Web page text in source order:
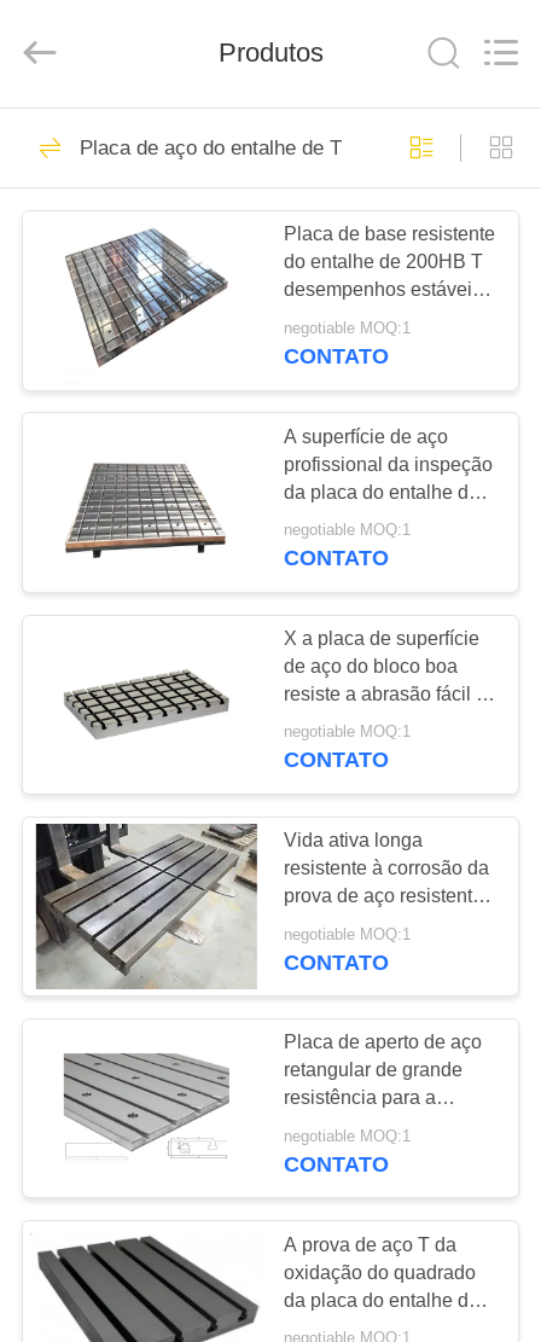
CASA
PRODUTOS
SOBRE
EXCURSÃO
FÁBRICA
CONTROLE
DA
QUALIDADE
CONTACTE-
NOTÍCIA
PEÇA
UMAS
CITAÇÕES
MAPA
SITE
PRIVACY
POLICY
Trading
Rights
Placa de superfície
da precisão
placa da superfície
do granito
153
Placa de superfície
do ferro fundido
16
Placas de cama do
ferro fundido
73
Placa de aço do
entalhe de T
Produtos
Placa de aço do entalhe de T
Placa de base resistente
do entalhe de 200HB T
desempenhos estáveis
de 2000 x uns 2000
milímetros
negotiable MOQ:1
CONTATO
A superfície de aço
profissional da inspeção
da placa do entalhe de T
chapeia o tamanho
personalizado
negotiable MOQ:1
CONTATO
X a placa de superfície
de aço do bloco boa
resiste a abrasão fácil à
manutenção
negotiable MOQ:1
CONTATO
Vida ativa longa
resistente à corrosão da
prova de aço resistente
da oxidação da placa do
entalhe de T
negotiable MOQ:1
CONTATO
Placa de aperto de aço
retangular de grande
resistência para a
produção industrial
negotiable MOQ:1
CONTATO
A prova de aço T da
oxidação do quadrado
da placa do entalhe da
elevada precisão T
negotiable MOQ:1